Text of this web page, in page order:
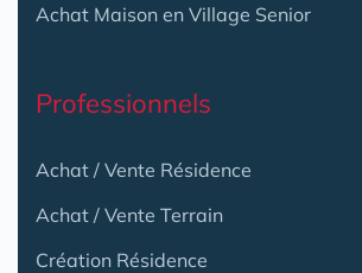
Achat Maison en Village Senior
Professionnels
Achat / Vente Résidence
Achat / Vente Terrain
Création Résidence